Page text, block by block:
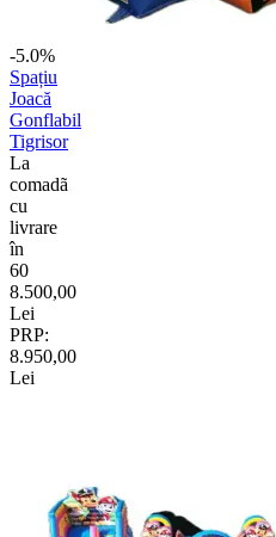
-5.0%
Spațiu
Joacă
Gonflabil
Tigrisor
La
comadã
cu
livrare
în
60
8.500,00
Lei
PRP:
8.950,00
Lei